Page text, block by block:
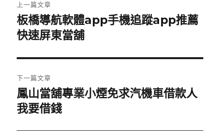
章
導
覽
上一篇文章
上
一
文
章:
板橋導航軟體app手機追蹤app推薦
快速屏東當舖
下一篇文章
下
一
鳳山當舖專業小煙免求汽機車借款人
我要借錢